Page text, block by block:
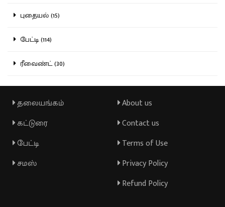
புதையல் (15)
பேட்டி (114)
ரீவைண்ட் (30)
தலையங்கம்
கட்டுரை
பேட்டி
சமஸ்
About us
Contact us
Terms of Use
Privacy Policy
Refund Policy